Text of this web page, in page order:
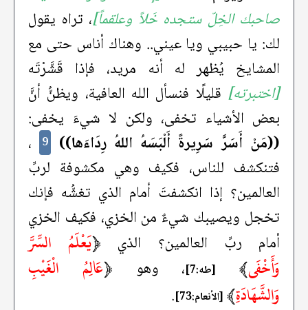
صاحبك الخِلّ ستجده خَلاً وعلقماً]، تراه يقول
لك: يا حبيبي ويا عيني.. وهناك أناس حتى مع
المشايخ يُظهر له أنه مريد، فإذا قَشَّرْتَه
[اختبرته] قليلًا فنسأل الله العافية، ويظنُّ أنَّ
بعض الأشياء تخفى، ولكن لا شيءَ يخفى:
((مَنْ أَسَرَّ سَرِيرةً أَلْبَسَهُ اللهُ رِدَاءَها))
9
،
فتنكشف للناس، فكيف وهي مكشوفة لربِّ
العالمين؟ إذا انكشفتَ أمام الذي تغشُّه فإنك
تخجل ويصيبك شيءٌ من الخزي، فكيف الخزي
أمام ربِّ العالمين؟ الذي ﴿يَعْلَمُ السِّرَّ
وَأَخْفَى﴾ [طه:7] ، وهو ﴿عَالِمُ الْغَيْبِ
وَالشَّهَادَةِ﴾ [الأنعام:73] .